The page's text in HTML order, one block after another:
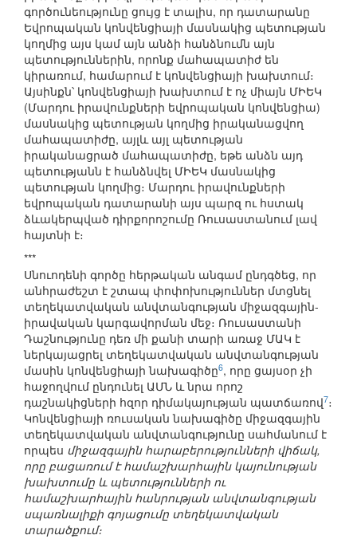
գործունեությունը ցույց է տալիս, որ դատարանը
Եվրոպական կոնվենցիայի մասնակից պետության
կողմից այս կամ այն անձի հանձնումն այն
պետություններին, որոնք մահապատիժ են
կիրառում, համարում է կոնվենցիայի խախտում։
Այսինքն՝ կոնվենցիայի խախտում է ոչ միայն ՄԻԵԿ
(Մարդու իրավունքների եվրոպական կոնվենցիա)
մասնակից պետության կողմից իրականացվող
մահապատիժը, այլև այլ պետության
իրականացրած մահապատիժը, եթե անձն այդ
պետությանն է հանձնվել ՄԻԵԿ մասնակից
պետության կողմից։ Մարդու իրավունքների
եվրոպական դատարանի այս պարզ ու հստակ
ձևակերպված դիրքորոշումը Ռուսաստանում լավ
հայտնի է։
***
Սնուոդենի գործը հերթական անգամ ընդգծեց, որ
անհրաժեշտ է շտապ փոփոխություններ մտցնել
տեղեկատվական անվտանգության միջազգային-
իրավական կարգավորման մեջ։ Ռուսաստանի
Դաշնությունը դեռ մի քանի տարի առաջ ՄԱԿ է
ներկայացրել տեղեկատվական անվտանգության
մասին կոնվենցիայի նախագիծը6, որը ցայսօր չի
հաջողվում ընդունել ԱՄՆ և նրա որոշ
դաշնակիցների հզոր դիմակայության պատճառով7։
Կոնվենցիայի ռուսական նախագիծը միջազգային
տեղեկատվական անվտանգությունը սահմանում է
որպես միջազգային հարաբերությունների վիճակ,
որը բացառում է համաշխարհային կայունության
խախտումը և պետությունների ու
համաշխարհային հանրության անվտանգության
սպառնալիքի գոյացումը տեղեկատվական
տարածքում։